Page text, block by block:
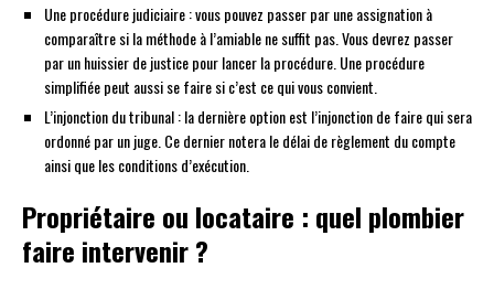
Une procédure judiciaire : vous pouvez passer par une assignation à
comparaître si la méthode à l’amiable ne suffit pas. Vous devrez passer
par un huissier de justice pour lancer la procédure. Une procédure
simplifiée peut aussi se faire si c’est ce qui vous convient.
L’injonction du tribunal : la dernière option est l’injonction de faire qui sera
ordonné par un juge. Ce dernier notera le délai de règlement du compte
ainsi que les conditions d’exécution.
Propriétaire ou locataire : quel plombier
faire intervenir ?